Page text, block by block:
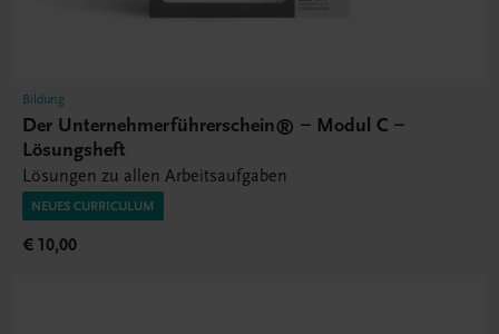
Bildung
Der Unternehmerführerschein® – Modul C –
Lösungsheft
Lösungen zu allen Arbeitsaufgaben
NEUES CURRICULUM
€ 10,00